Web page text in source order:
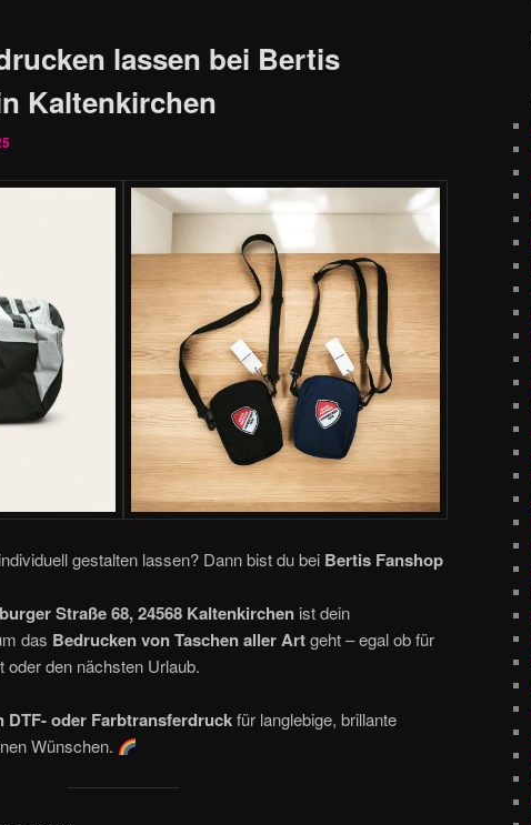
lassen bei Bertis
Kaltenkirchen
gestalten lassen? Dann bist du bei Bertis Fanshop
Straße 68, 24568 Kaltenkirchen ist dein
das Bedrucken von Taschen aller Artgeht – egal ob für
oder den nächsten Urlaub.
DTF- oder Farbtransferdruckfür langlebige, brillante
Wünschen.